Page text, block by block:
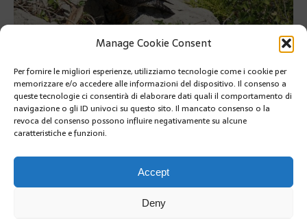
Manage Cookie Consent
Per fornire le migliori esperienze, utilizziamo tecnologie come i cookie per
memorizzare e/o accedere alle informazioni del dispositivo. Il consenso a
queste tecnologie ci consentirà di elaborare dati quali il comportamento di
navigazione o gli ID univoci su questo sito. Il mancato consenso o la
revoca del consenso possono influire negativamente su alcune
caratteristiche e funzioni.
Accept
Deny
I falchi pellegrini vivono sulla parete rocciosa a picco nel porto di
Fontvieille
I falchi pellegrini vivono sulla parete rocciosa a picco nel porto
di Fontvieille